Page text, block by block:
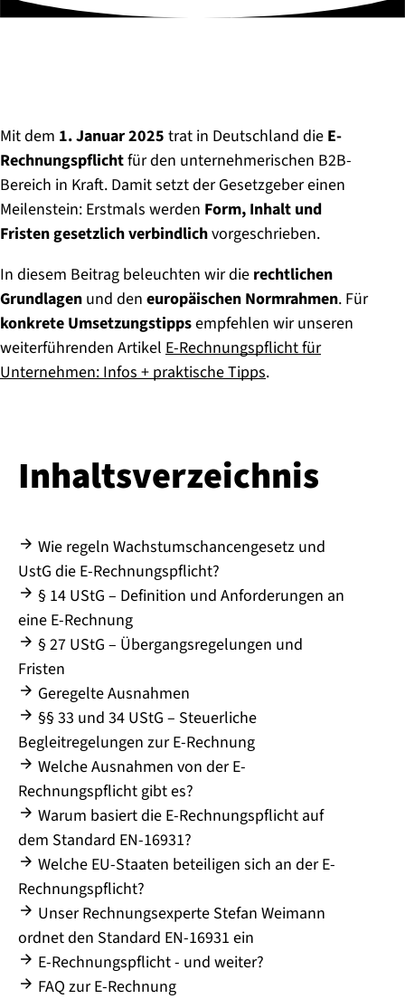
Mit dem 1. Januar 2025 trat in Deutschland die E-
Rechnungspflichtfür den unternehmerischen B2B-
Bereich in Kraft. Damit setzt der Gesetzgeber einen
Meilenstein: Erstmals werden Form, Inhalt und
Fristen gesetzlich verbindlichvorgeschrieben.
In diesem Beitrag beleuchten wir die rechtlichen
Grundlagen und den europäischen Normrahmen. Für
konkrete Umsetzungstippsempfehlen wir unseren
weiterführenden Artikel E-Rechnungspflicht für
Unternehmen: Infos + praktische Tipps.
Inhaltsverzeichnis
Wie regeln Wachstumschancengesetz und
UstG die E-Rechnungspflicht?
§ 14 UStG – Definition und Anforderungen an
eine E-Rechnung
§ 27 UStG – Übergangsregelungen und
Fristen
Geregelte Ausnahmen
§§ 33 und 34 UStG – Steuerliche
Begleitregelungen zur E-Rechnung
Welche Ausnahmen von der E-
Rechnungspflicht gibt es?
Warum basiert die E-Rechnungspflicht auf
dem Standard EN-16931?
Welche EU-Staaten beteiligen sich an der E-
Rechnungspflicht?
Unser Rechnungsexperte Stefan Weimann
ordnet den Standard EN-16931 ein
E-Rechnungspflicht - und weiter?
FAQ zur E-Rechnung